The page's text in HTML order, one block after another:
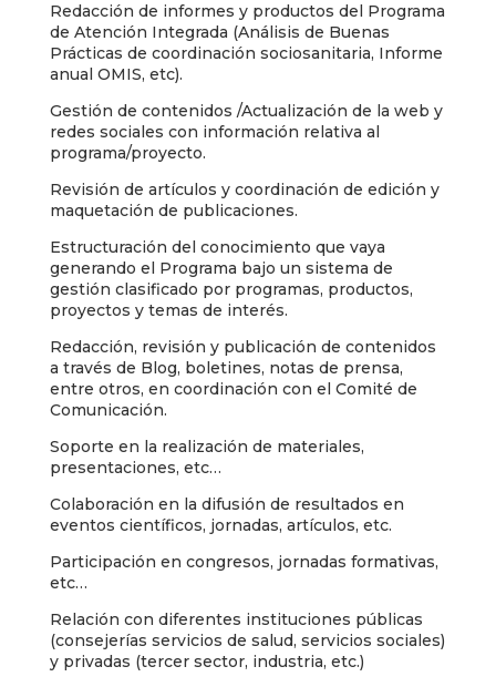
Redacción de informes y productos del Programa
de Atención Integrada (Análisis de Buenas
Prácticas de coordinación sociosanitaria, Informe
anual OMIS, etc).
Gestión de contenidos /Actualización de la web y
redes sociales con información relativa al
programa/proyecto.
Revisión de artículos y coordinación de edición y
maquetación de publicaciones.
Estructuración del conocimiento que vaya
generando el Programa bajo un sistema de
gestión clasificado por programas, productos,
proyectos y temas de interés.
Redacción, revisión y publicación de contenidos
a través de Blog, boletines, notas de prensa,
entre otros, en coordinación con el Comité de
Comunicación.
Soporte en la realización de materiales,
presentaciones, etc…
Colaboración en la difusión de resultados en
eventos científicos, jornadas, artículos, etc.
Participación en congresos, jornadas formativas,
etc…
Relación con diferentes instituciones públicas
(consejerías servicios de salud, servicios sociales)
y privadas (tercer sector, industria, etc.)